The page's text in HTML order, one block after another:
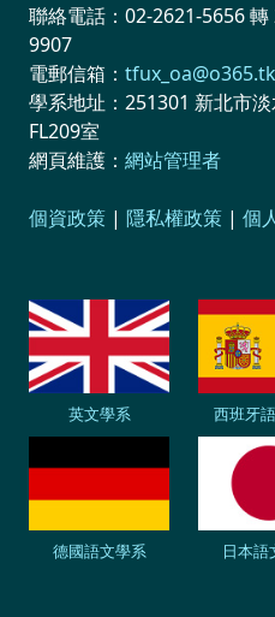
聯絡電話：02-2621-5656
9907
電郵信箱：
學系地址：251301 新北市
FL209室
網頁維護： 網站管理者
個資政策 | 隱私權政策 | 個
英文學系 西班牙
德國語文學系 日本語